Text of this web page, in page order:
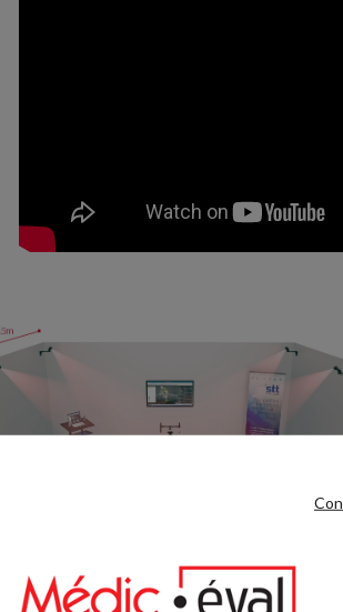
Installation STT Cycling 3DMA - 4 caméras